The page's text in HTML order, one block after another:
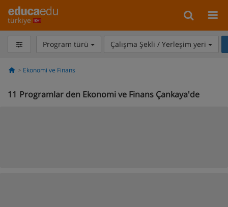
türkiye
Program türü Çalışma Şekli / Yerleşim yeri
Ekonomi ve Finans
11 Programlar den Ekonomi ve Finans Çankaya'de